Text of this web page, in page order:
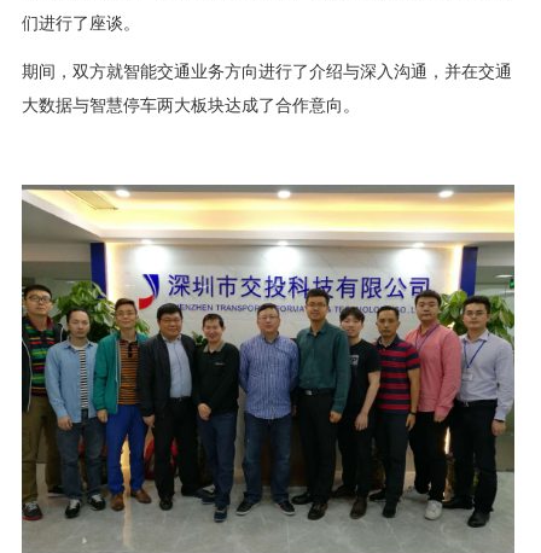
们进行了座谈。
期间，双方就智能交通业务方向进行了介绍与深入沟通，并在交通
大数据与智慧停车两大板块达成了合作意向。